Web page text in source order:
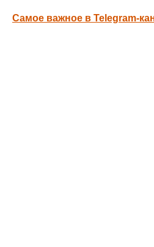
Самое важное в Telegram-